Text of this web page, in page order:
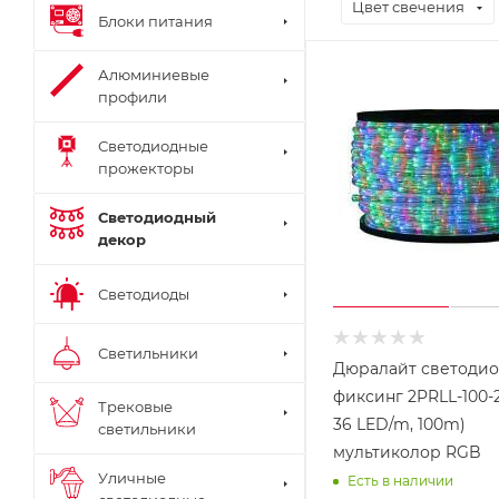
Цвет свечения
Дюралайт
фиксинг 2PRLL-100-
36 LED/m, 100m)
мультиколор RGB
Есть в наличии
Блоки питания
Алюминиевые
профили
Светодиодные
прожекторы
Светодиодный
декор
Светодиоды
Светильники
Трековые
светильники
Уличные